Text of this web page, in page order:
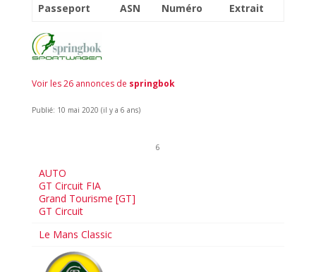
Passeport ASN Numéro Extrait
Voir les 26 annonces de springbok
Publié: 10 mai 2020 (il y a 6 ans)
6
AUTO
GT Circuit FIA
Grand Tourisme [GT]
GT Circuit
Le Mans Classic